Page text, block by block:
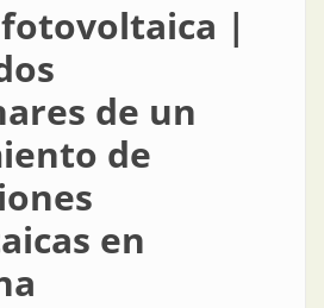
|
de un
de
en